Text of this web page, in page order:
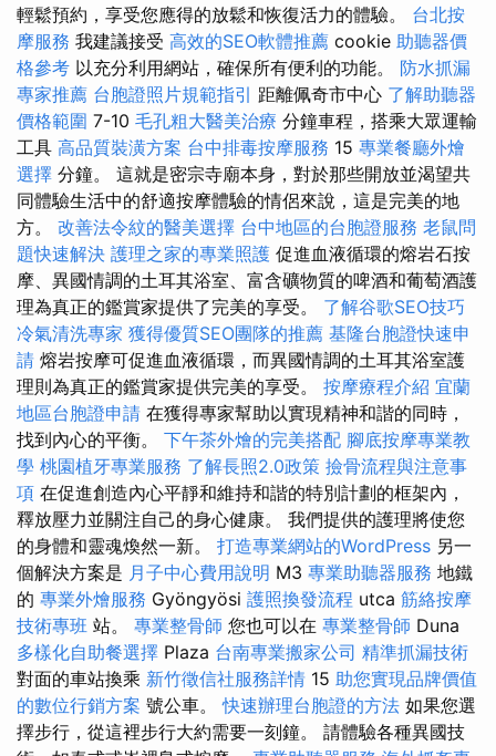
輕鬆預約，享受您應得的放鬆和恢復活力的體驗。 台北按
摩服務 我建議接受 高效的SEO軟體推薦 cookie 助聽器價
格參考 以充分利用網站，確保所有便利的功能。 防水抓漏
專家推薦 台胞證照片規範指引 距離佩奇市中心 了解助聽器
價格範圍 7-10 毛孔粗大醫美治療 分鐘車程，搭乘大眾運輸
工具 高品質裝潢方案 台中排毒按摩服務 15 專業餐廳外燴
選擇 分鐘。 這就是密宗寺廟本身，對於那些開放並渴望共
同體驗生活中的舒適按摩體驗的情侶來說，這是完美的地
方。 改善法令紋的醫美選擇 台中地區的台胞證服務 老鼠問
題快速解決 護理之家的專業照護 促進血液循環的熔岩石按
摩、異國情調的土耳其浴室、富含礦物質的啤酒和葡萄酒護
理為真正的鑑賞家提供了完美的享受。 了解谷歌SEO技巧
冷氣清洗專家 獲得優質SEO團隊的推薦 基隆台胞證快速申
請 熔岩按摩可促進血液循環，而異國情調的土耳其浴室護
理則為真正的鑑賞家提供完美的享受。 按摩療程介紹 宜蘭
地區台胞證申請 在獲得專家幫助以實現精神和諧的同時，
找到內心的平衡。 下午茶外燴的完美搭配 腳底按摩專業教
學 桃園植牙專業服務 了解長照2.0政策 撿骨流程與注意事
項 在促進創造內心平靜和維持和諧的特別計劃的框架內，
釋放壓力並關注自己的身心健康。 我們提供的護理將使您
的身體和靈魂煥然一新。 打造專業網站的WordPress 另一
個解決方案是 月子中心費用說明 M3 專業助聽器服務 地鐵
的 專業外燴服務 Gyöngyösi 護照換發流程 utca 筋絡按摩
技術專班 站。 專業整骨師 您也可以在 專業整骨師 Duna
多樣化自助餐選擇 Plaza 台南專業搬家公司 精準抓漏技術
對面的車站換乘 新竹徵信社服務詳情 15 助您實現品牌價值
的數位行銷方案 號公車。快速辦理台胞證的方法 如果您選
擇步行，從這裡步行大約需要一刻鐘。 請體驗各種異國技